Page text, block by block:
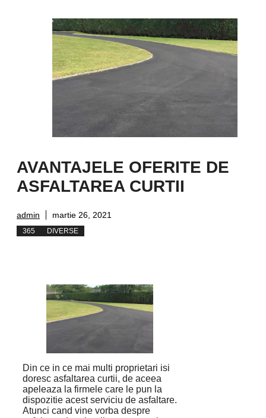
AVANTAJELE OFERITE DE
ASFALTAREA CURTII
admin martie 26, 2021
365 DIVERSE
Din ce in ce mai multi proprietari isi
doresc asfaltarea curtii, de aceea
apeleaza la firmele care le pun la
dispozitie acest serviciu de asfaltare.
Atunci cand vine vorba despre